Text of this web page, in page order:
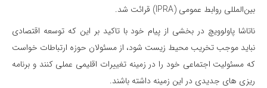
بین‌المللی روابط عمومی (IPRA) قرائت شد.
ناتاشا پاولوویچ در بخشی از پیام خود با تاکید بر این که توسعه اقتصادی
نباید موجب تخریب محیط زیست شود، از مسئولان حوزه ارتباطات خواست
که مسئولیت اجتماعی خود را در زمینه تغییرات اقلیمی عملی کنند و برنامه
ریزی های جدیدی در این زمینه داشته باشند.